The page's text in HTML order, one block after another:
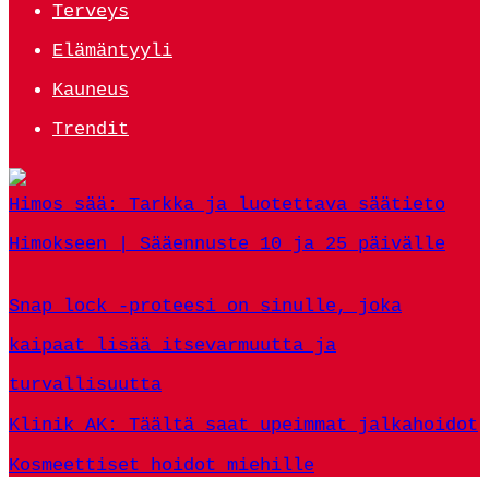
Terveys
Elämäntyyli
Kauneus
Trendit
Himos sää: Tarkka ja luotettava säätieto
Himokseen | Sääennuste 10 ja 25 päivälle
Snap lock -proteesi on sinulle, joka
kaipaat lisää itsevarmuutta ja
turvallisuutta
Klinik AK: Täältä saat upeimmat jalkahoidot
Kosmeettiset hoidot miehille